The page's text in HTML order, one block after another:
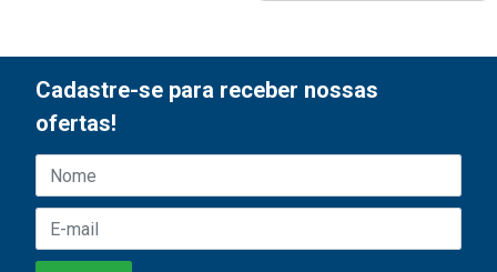
Cadastre-se para receber nossas
ofertas!